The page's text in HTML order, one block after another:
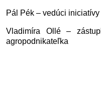
Pál Pék – vedúci
Vladimíra Ollé –
agropodnikateľka